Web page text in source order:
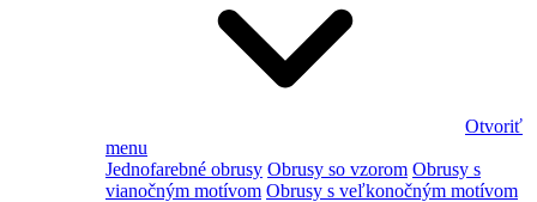
Otvoriť
menu
Jednofarebné obrusy Obrusy so vzorom Obrusy s
vianočným motívom Obrusy s veľkonočným motívom